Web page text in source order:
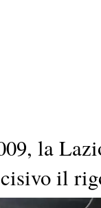
la
il